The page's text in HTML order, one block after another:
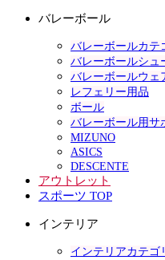
バレーボール
バレーボールカテ
バレーボールシュ
バレーボールウェ
レフェリー用品
ボール
バレーボール用サ
MIZUNO
ASICS
DESCENTE
アウトレット
スポーツ TOP
インテリア
インテリアカテゴ